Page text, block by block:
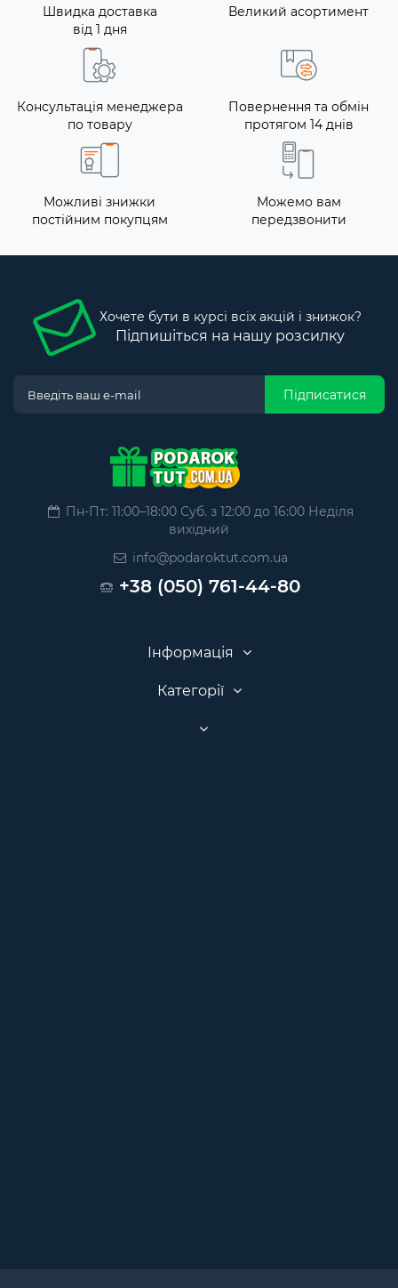
Швидка доставка
від 1 дня
Великий асортимент
Консультація менеджера
по товару
Повернення та обмін
протягом 14 днів
Можливі знижки
постійним покупцям
Можемо вам
передзвонити
Хочете бути в курсі всіх акцій і знижок?
Підпишіться на нашу розсилку
Підписатися
Пн-Пт: 11:00–18:00 Суб. з 12:00 до 16:00 Неділя
вихідний
info@podaroktut.com.ua
+38 (050) 761-44-80
Інформація
Категорії